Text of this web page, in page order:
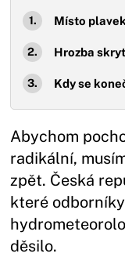
Místo
Hrozba
Kdy se
Abychom
radikální,
zpět. Česká
které
děsilo.